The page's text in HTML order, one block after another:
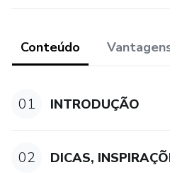
Conteúdo
01 INTRODUÇÃO
02 DICAS,